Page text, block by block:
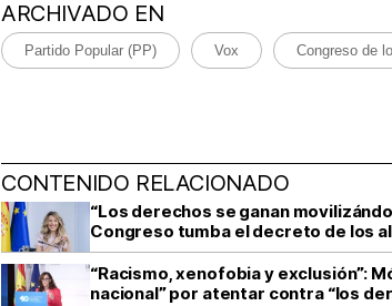
ARCHIVADO EN
Partido Popular (PP) Vox Congreso de
CONTENIDO RELACIONADO
“Los derechos se ganan
Congreso tumba el decreto de los
“Racismo, xenofobia y exclusión”:
nacional” por atentar contra “los